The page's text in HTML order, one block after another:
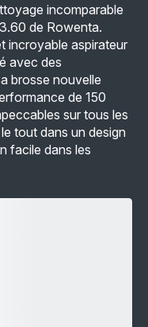
incomparable
de Rowenta.
incroyable aspirateur
avec des
brosse nouvelle
de 150
sur tous les
tout dans un design
facile dans les